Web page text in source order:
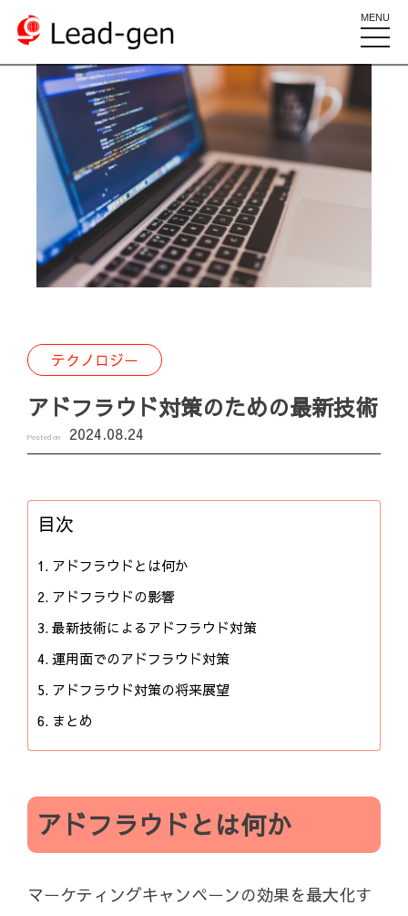
MENU
toggle
テクノロジー
アドフラウド対策のための最新技術
Posted on 2024.08.24
目次
アドフラウドとは何か
アドフラウドの影響
最新技術によるアドフラウド対策
運用面でのアドフラウド対策
アドフラウド対策の将来展望
まとめ
アドフラウドとは何か
マーケティングキャンペーンの効果を最大化す